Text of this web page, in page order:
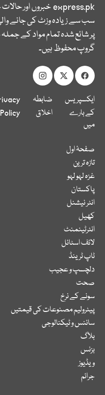
express.pkخبروں اور
سب سے زیادہ وزٹ کی جانے
پر شائع شدہ تمام مواد کے
گروپ محفوظ ہیں۔
ایکسپریس
کے بارے
میں
ضابطہ
اخلاق Policy
صفحۂ اول
تازہ ترین
غزہ لہو لہو
پاکستان
انٹر نیشنل
کھیل
انٹرٹینمنٹ
لائف اسٹائل
ٹاپ ٹرینڈ
دلچسپ و عجیب
صحت
سونے کے نرخ
پیٹرولیم مصنوعات کی قیمتیں
سائنس و ٹیکنالوجی
بلاگ
بزنس
ویڈیوز
جرائم